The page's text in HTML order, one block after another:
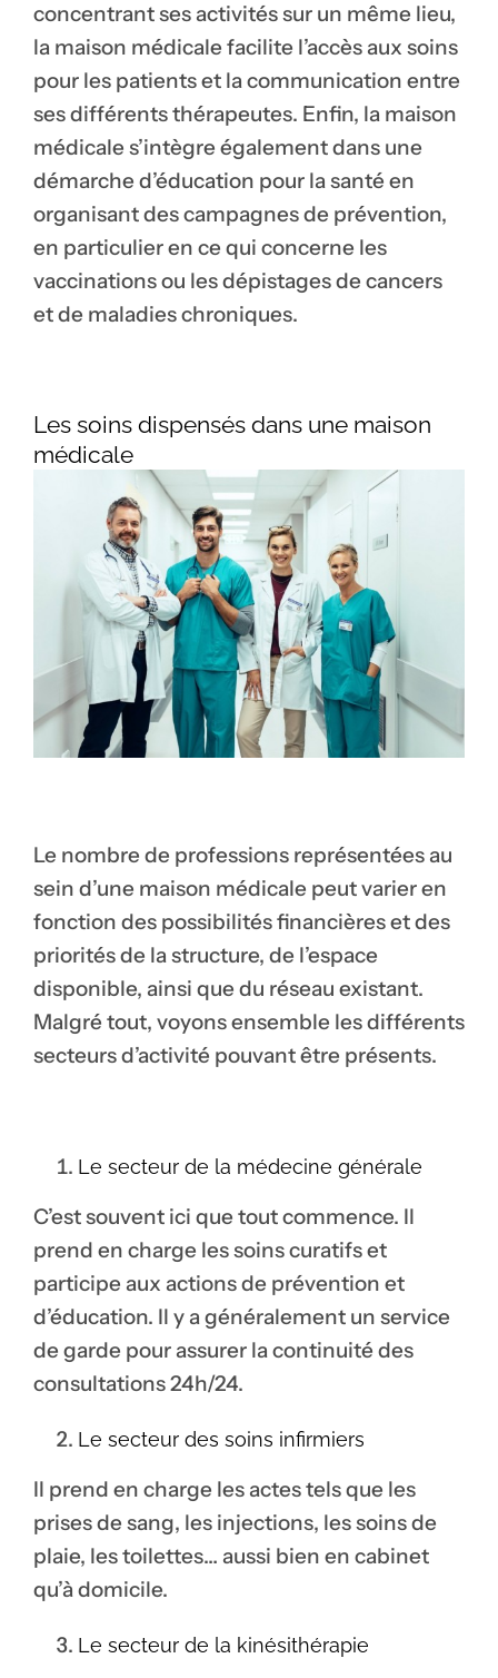
concentrant ses activités sur un même lieu,
la maison médicale facilite l’accès aux soins
pour les patients et la communication entre
ses différents thérapeutes. Enfin, la maison
médicale s’intègre également dans une
démarche d’éducation pour la santé en
organisant des campagnes de prévention,
en particulier en ce qui concerne les
vaccinations ou les dépistages de cancers
et de maladies chroniques.
Les soins dispensés dans une maison
médicale
Le nombre de professions représentées au
sein d’une maison médicale peut varier en
fonction des possibilités financières et des
priorités de la structure, de l’espace
disponible, ainsi que du réseau existant.
Malgré tout, voyons ensemble les différents
secteurs d’activité pouvant être présents.
Le secteur de la médecine générale
C’est souvent ici que tout commence. Il
prend en charge les soins curatifs et
participe aux actions de prévention et
d’éducation. Il y a généralement un service
de garde pour assurer la continuité des
consultations 24h/24.
Le secteur des soins infirmiers
Il prend en charge les actes tels que les
prises de sang, les injections, les soins de
plaie, les toilettes… aussi bien en cabinet
qu’à domicile.
Le secteur de la kinésithérapie